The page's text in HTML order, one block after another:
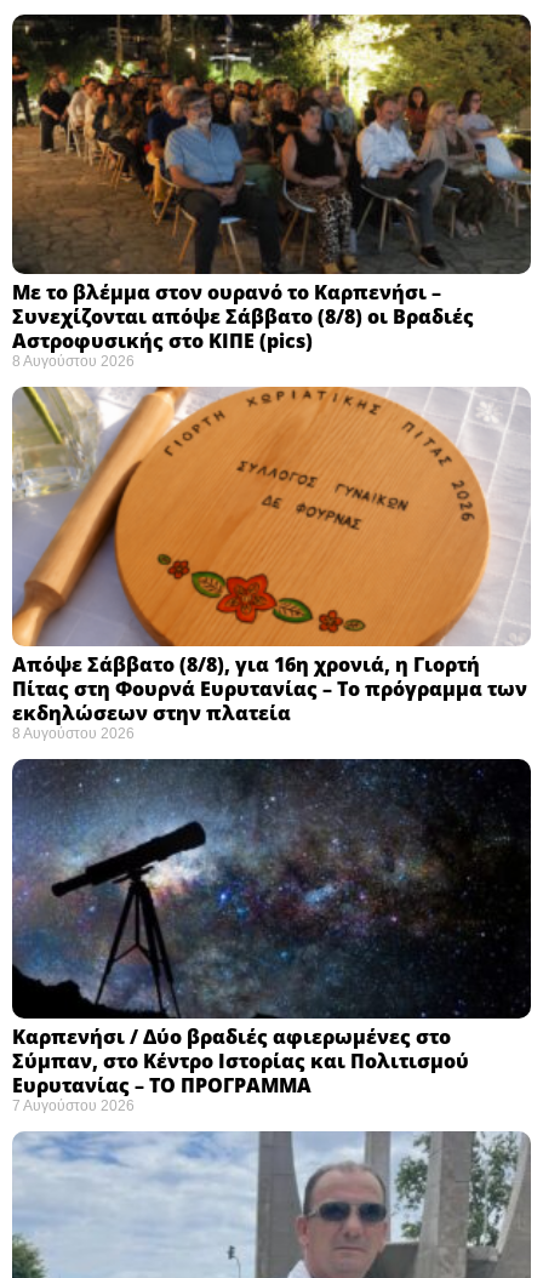
Με το βλέμμα στον ουρανό το Καρπενήσι –
Συνεχίζονται απόψε Σάββατο (8/8) οι Βραδιές
Αστροφυσικής στο ΚΙΠΕ (pics)
8 Αυγούστου 2026
Απόψε Σάββατο (8/8), για 16η χρονιά, η Γιορτή
Πίτας στη Φουρνά Ευρυτανίας – Το πρόγραμμα των
εκδηλώσεων στην πλατεία
8 Αυγούστου 2026
Καρπενήσι / Δύο βραδιές αφιερωμένες στο
Σύμπαν, στο Κέντρο Ιστορίας και Πολιτισμού
Ευρυτανίας – ΤΟ ΠΡΟΓΡΑΜΜΑ
7 Αυγούστου 2026